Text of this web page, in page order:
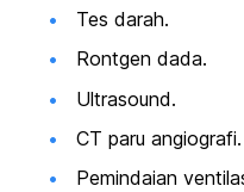
Tes darah.
Rontgen dada.
Ultrasound.
CT paru angiografi.
Pemindaian